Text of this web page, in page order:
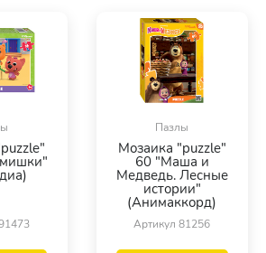
Пазлы
Мозаика "puzzle"
60 "Маша и
Медведь. Лесные
истории"
(Анимаккорд)
Артикул 81256